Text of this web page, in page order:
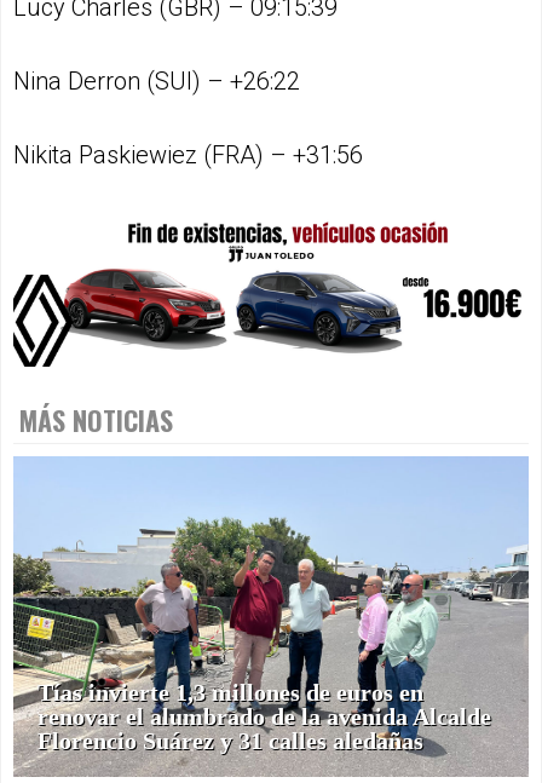
Lucy Charles (GBR) – 09:15:39
Nina Derron (SUI) – +26:22
Nikita Paskiewiez (FRA) – +31:56
MÁS NOTICIAS
Tías invierte 1,3 millones de euros en
renovar el alumbrado de la avenida Alcalde
Florencio Suárez y 31 calles aledañas